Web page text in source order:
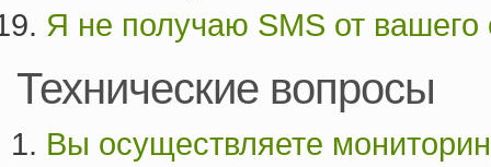
Я не получаю SMS от вашего
Технические вопросы
Вы осуществляете